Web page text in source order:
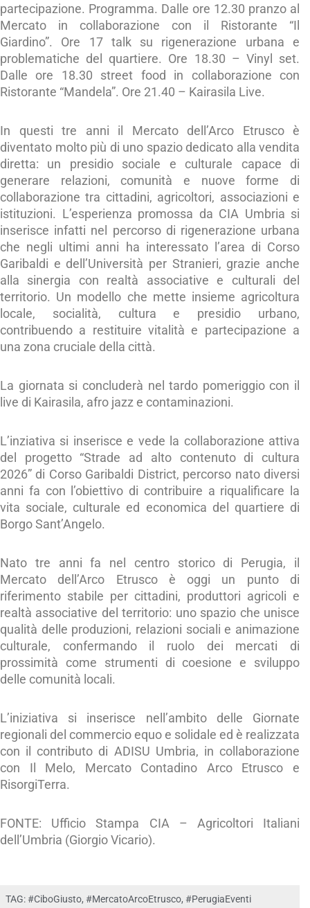
partecipazione. Programma. Dalle ore 12.30 pranzo al
Mercato in collaborazione con il Ristorante “Il
Giardino”. Ore 17 talk su rigenerazione urbana e
problematiche del quartiere. Ore 18.30 – Vinyl set.
Dalle ore 18.30 street food in collaborazione con
Ristorante “Mandela”. Ore 21.40 – Kairasila Live.
In questi tre anni il Mercato dell’Arco Etrusco è
diventato molto più di uno spazio dedicato alla vendita
diretta: un presidio sociale e culturale capace di
generare relazioni, comunità e nuove forme di
collaborazione tra cittadini, agricoltori, associazioni e
istituzioni. L’esperienza promossa da CIA Umbria si
inserisce infatti nel percorso di rigenerazione urbana
che negli ultimi anni ha interessato l’area di Corso
Garibaldi e dell’Università per Stranieri, grazie anche
alla sinergia con realtà associative e culturali del
territorio. Un modello che mette insieme agricoltura
locale, socialità, cultura e presidio urbano,
contribuendo a restituire vitalità e partecipazione a
una zona cruciale della città.
La giornata si concluderà nel tardo pomeriggio con il
live di Kairasila, afro jazz e contaminazioni.
L’inziativa si inserisce e vede la collaborazione attiva
del progetto “Strade ad alto contenuto di cultura
2026” di Corso Garibaldi District, percorso nato diversi
anni fa con l’obiettivo di contribuire a riqualificare la
vita sociale, culturale ed economica del quartiere di
Borgo Sant’Angelo.
Nato tre anni fa nel centro storico di Perugia, il
Mercato dell’Arco Etrusco è oggi un punto di
riferimento stabile per cittadini, produttori agricoli e
realtà associative del territorio: uno spazio che unisce
qualità delle produzioni, relazioni sociali e animazione
culturale, confermando il ruolo dei mercati di
prossimità come strumenti di coesione e sviluppo
delle comunità locali.
L’iniziativa si inserisce nell’ambito delle Giornate
regionali del commercio equo e solidale ed è realizzata
con il contributo di ADISU Umbria, in collaborazione
con Il Melo, Mercato Contadino Arco Etrusco e
RisorgiTerra.
FONTE: Ufficio Stampa CIA – Agricoltori Italiani
dell’Umbria (Giorgio Vicario).
TAG:#CiboGiusto, #MercatoArcoEtrusco, #PerugiaEventi